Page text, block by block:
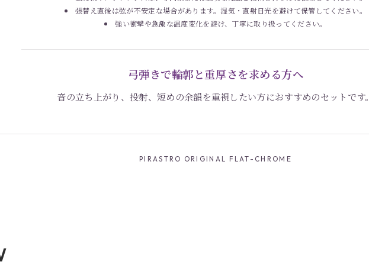
張替え直後は弦が不安定な場合があります。湿気・直射日光を避けて保管してください。
強い衝撃や急激な温度変化を避け、丁寧に取り扱ってください。
弓弾きで輪郭と重厚さを求める方へ
音の立ち上がり、投射、短めの余韻を重視したい方におすすめのセットです。
PIRASTRO ORIGINAL FLAT-CHROME